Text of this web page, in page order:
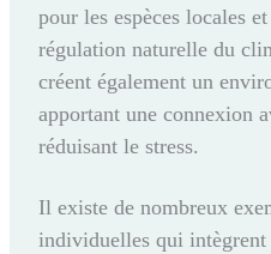
pour les espèces locales
régulation naturelle du
créent également un
apportant une connexion
réduisant le stress.
Il existe de nombreux
individuelles qui intègrent